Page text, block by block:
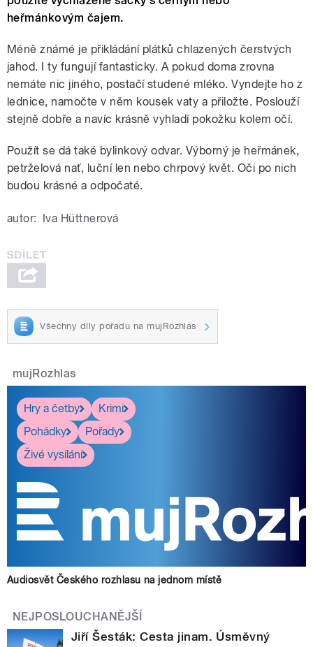
heřmánkovým čajem.
Méně známé je přikládání plátků chlazených čerstvých
jahod. I ty fungují fantasticky. A pokud doma zrovna
nemáte nic jiného, postačí studené mléko. Vyndejte ho z
lednice, namočte v něm kousek vaty a přiložte. Poslouží
stejně dobře a navíc krásně vyhladí pokožku kolem očí.
Použít se dá také bylinkový odvar. Výborný je heřmánek,
petrželová nať, luční len nebo chrpový květ. Oči po nich
budou krásné a odpočaté.
autor: Iva Hüttnerová
Všechny díly pořadu na mujRozhlas
mujRozhlas
Hry a četby
Krimi
Pohádky
Pořady
Živé vysílání
Audiosvět Českého rozhlasu na jednom místě
NEJPOSLOUCHANĚJŠÍ
Jiří Šesták: Cesta jinam. Úsměvný